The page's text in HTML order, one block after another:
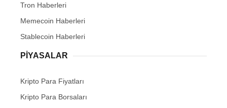
Tron Haberleri
Memecoin Haberleri
Stablecoin Haberleri
PIYASALAR
Kripto Para Fiyatları
Kripto Para Borsaları